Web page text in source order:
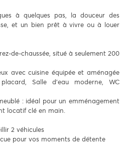
à quelques pas, la douceur des
et un bien prêt à vivre ou à louer
de-chaussée, situé à seulement 200
avec cuisine équipée et aménagée
Salle d’eau moderne, WC
: idéal pour un emménagement
locatif clé en main.
2 véhicules
pour vos moments de détente